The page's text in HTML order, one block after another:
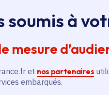
soumis à
mesure
et nos partenaires
embarqués.
apprentissage, stage
sur le bouton « Liste
aussitôt en haut de
alors faire une
filière et département